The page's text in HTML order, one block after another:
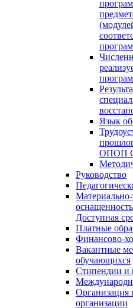
Язык
ОПОП
Руководство
Материально-
Доступная
Платные
Финансово-
Вакантные
обучающихся
Стипендии и
Организация
организации